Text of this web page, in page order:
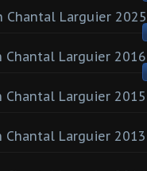
Chantal Larguier 2025
Chantal Larguier 2016
Chantal Larguier 2015
Chantal Larguier 2013